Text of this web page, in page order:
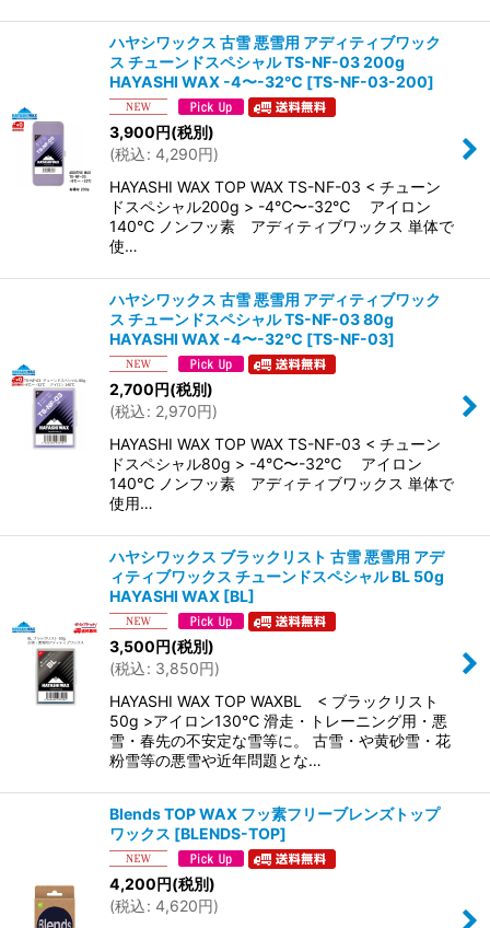
ハヤシワックス 古雪 悪雪用 アディティブワック
ス チューンドスペシャル TS-NF-03 200g
HAYASHI WAX -4〜-32℃ [TS-NF-03-200]
3,900円(税別)
(税込: 4,290円)
HAYASHI WAX TOP WAX TS-NF-03 < チューン
ドスペシャル200g > -4℃〜-32℃ アイロン
140℃ ノンフッ素 アディティブワックス 単体で
使…
ハヤシワックス 古雪 悪雪用 アディティブワック
ス チューンドスペシャル TS-NF-03 80g
HAYASHI WAX -4〜-32℃ [TS-NF-03]
2,700円(税別)
(税込: 2,970円)
HAYASHI WAX TOP WAX TS-NF-03 < チューン
ドスペシャル80g > -4℃〜-32℃ アイロン
140℃ ノンフッ素 アディティブワックス 単体で
使用…
ハヤシワックス ブラックリスト 古雪 悪雪用 アデ
ィティブワックス チューンドスペシャル BL 50g
HAYASHI WAX [BL]
3,500円(税別)
(税込: 3,850円)
HAYASHI WAX TOP WAXBL < ブラックリスト
50g >アイロン130℃ 滑走・トレーニング用・悪
雪・春先の不安定な雪等に。 古雪・や黄砂雪・花
粉雪等の悪雪や近年問題とな…
Blends TOP WAX フッ素フリーブレンズトップ
ワックス [BLENDS-TOP]
4,200円(税別)
(税込: 4,620円)